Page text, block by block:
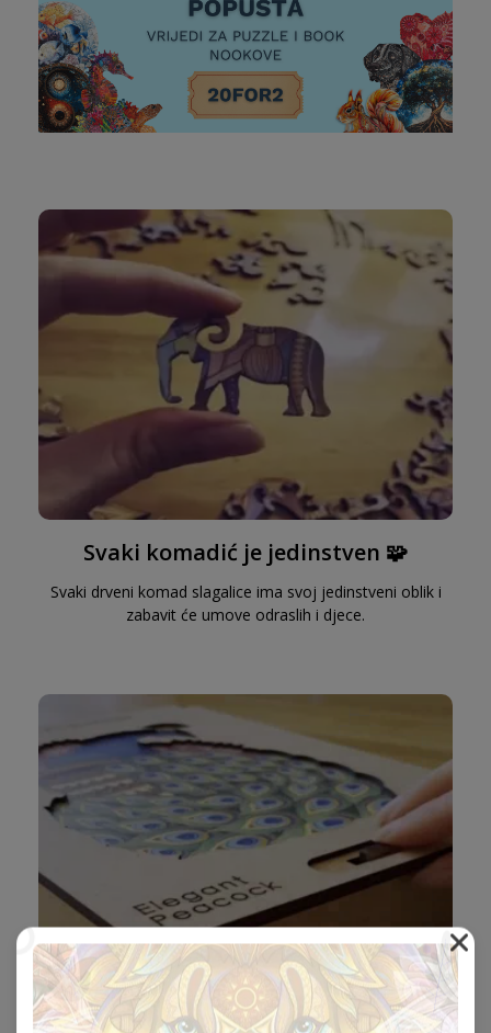
Svaki komadić je jedinstven 🧩
Svaki drveni komad slagalice ima svoj jedinstveni oblik i
zabavit će umove odraslih i djece.